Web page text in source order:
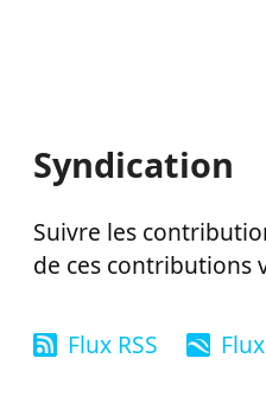
Syndication
Suivre les
de ces contributions
Flux RSS